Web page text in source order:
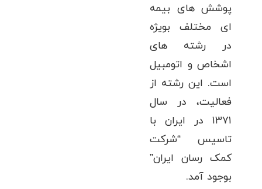
پوشش های بیمه
ای مختلف بویژه
در رشته های
اشخاص و اتومبیل
است. این رشته از
فعالیت، در سال
۱۳۷۱ در ایران با
تاسیس “شرکت
کمک رسان ایران”
بوجود آمد.